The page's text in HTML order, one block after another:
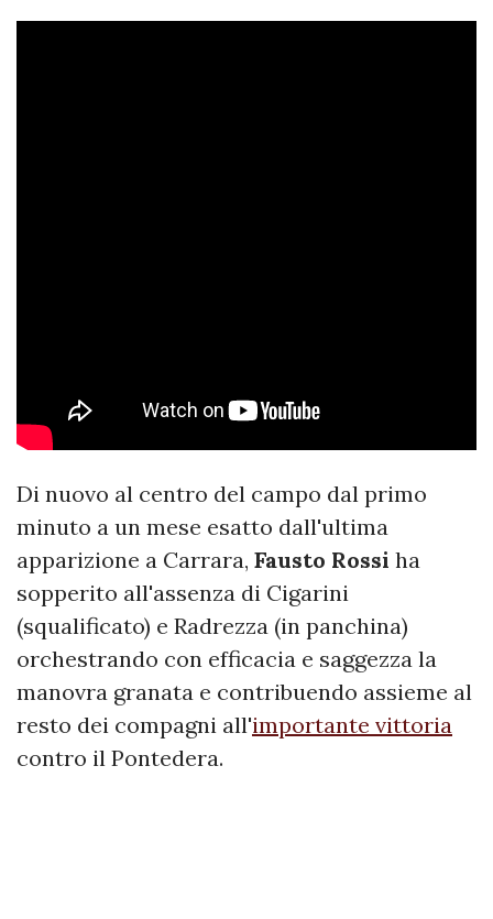
Di nuovo al centro del campo dal primo
minuto a un mese esatto dall'ultima
apparizione a Carrara, Fausto Rossi ha
sopperito all'assenza di Cigarini
(squalificato) e Radrezza (in panchina)
orchestrando con efficacia e saggezza la
manovra granata e contribuendo assieme al
resto dei compagni all'importante vittoria
contro il Pontedera.